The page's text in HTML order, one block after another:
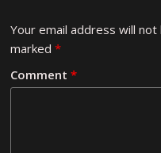
Your email address will not
marked*
Comment*